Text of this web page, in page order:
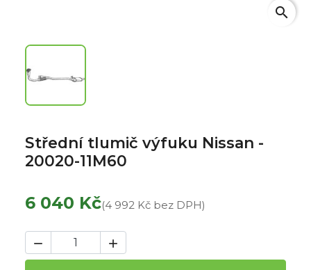
search
Střední tlumič výfuku Nissan -
20020-11M60
6 040 Kč(4 992 Kč bez DPH)
 